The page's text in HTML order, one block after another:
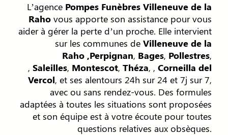
L’agence Pompes Funèbres Villeneuve de la
Raho vous apporte son assistance pour vous
aider à gérer la perte d’un proche. Elle intervient
sur les communes de Villeneuve de la
Raho ,Perpignan, Bages, Pollestres,
, Saleilles, Montescot, Théza, , Corneilla del
Vercol, et ses alentours 24h sur 24 et 7j sur 7,
avec ou sans rendez-vous. Des formules
adaptées à toutes les situations sont proposées
et son équipe est à votre écoute pour toutes
questions relatives aux obsèques.